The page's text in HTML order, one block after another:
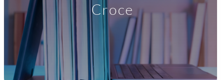
Croce